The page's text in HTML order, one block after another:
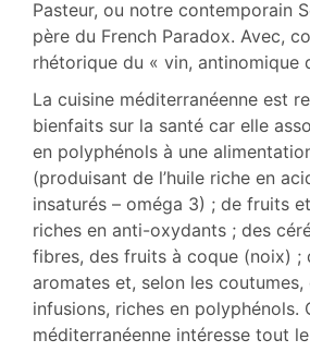
Pasteur, ou notre contemporain
père du French Paradox. Avec,
rhétorique du « vin, antinomique
La cuisine méditerranéenne est
bienfaits sur la santé car elle
en polyphénols à une
(produisant de l’huile riche en
insaturés – oméga 3) ; de fruits
riches en anti-oxydants ; des
fibres, des fruits à coque (noix) ;
aromates et, selon les
infusions, riches en polyphénols.
méditerranéenne intéresse tout